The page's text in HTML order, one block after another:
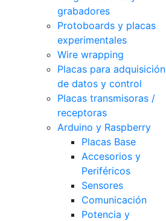
grabadores
Protoboards y placas
experimentales
Wire wrapping
Placas para adquisición
de datos y control
Placas transmisoras /
receptoras
Arduino y Raspberry
Placas Base
Accesorios y
Periféricos
Sensores
Comunicación
Potencia y